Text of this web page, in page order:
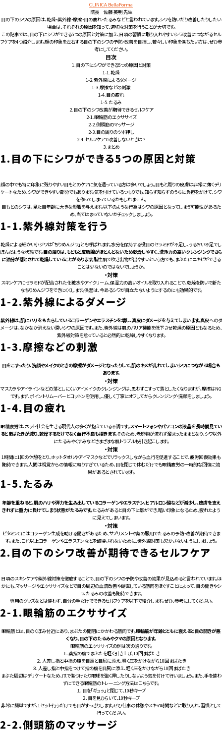
CLINICA BellaForma
院長 佐藤 英明 先生
目の下のシワの原因は、乾燥・紫外線・摩擦・目の疲れ・たるみなどと言われています。シワを防いだり改善したりしたい
場合は、それぞれの原因を知って、適切な対策を行うことが大切です。
この記事では、目の下にシワができる5つの原因と対策に加え、日頃の習慣に取り入れやすいシワ改善につながるセル
フケアを4つ紹介します。顔の印象を左右する目の下のシワの予防・改善を目指し、若々しい印象を保ちたい方は、ぜひ参
考にしてください。
目次
1. 目の下にシワができる5つの原因と対策
1-1. 乾燥
1-2. 紫外線によるダメージ
1-3. 摩擦などの刺激
1-4. 目の疲れ
1-5. たるみ
2. 目の下のシワ改善が期待できるセルフケア
2-1. 眼輪筋のエクササイズ
2-2. 側頭筋のマッサージ
2-3. 目の周りのツボ押し
2-4. セルフケアで改善しないときは？
3. まとめ
1. 目の下にシワができる5つの原因と対策
顔の中でも特に印象に残りやすい目もとのケアに気を遣っている方は多いでしょう。目もと周りの皮膚は非常に薄くデリ
ケートなため、シワができやすい部分でもあります。気を付けているつもりでも、知らず知らずのうちに負担をかけて、シワ
を作ってしまっているかもしれません。
目もとのシワは、見た目年齢に大きな影響を与えます。以下のような行為はシワの原因となってしまう可能性があるた
め、当てはまっていないかチェックしましょう。
1-1.紫外線対策を行う
乾燥による細かい小ジワは「ちりめんジワ」とも呼ばれます。水分を保持する役目のセラミドが不足し、うるおい不足でし
ぼんだような状態です。目の周りは、もともと皮脂腺がほとんどないため乾燥しやすく、洗浄力の高いクレンジングでさら
に油分が落とされて乾燥していることがあります。脂性肌で吹き出物が出やすいという方でも、まぶたにニキビができる
ことは少ないのではないでしょうか。
・対策
スキンケアにセラミドが配合された化粧水やアイクリーム、保湿力の高いオイルを取り入れることで、乾燥を防いで新た
なちりめんジワをできにくくします。保湿は、今あるシワが目立たないようにするのにも効果的です。
1-2.紫外線によるダメージ
紫外線は、肌にハリをもたらしているコラーゲンやエラスチンを壊し、真皮にダメージを与えてしまいます。真皮へのダ
メージは、なかなか消えない深いシワの原因です。また、紫外線は肌のバリア機能を低下させ乾燥の原因ともなるため、
紫外線対策を怠っていると必然的に乾燥しやすくなります。
1-3.摩擦などの刺激
目をこすったり、洗顔やメイクのときの摩擦がダメージとなったりして、肌のキメが乱れてしまいシワにつながる場合も
あります。
・対策
マスカラやアイラインなどの落としにくいアイメイクのクレンジングは、思わずこすって落としたくなりますが、摩擦はNG
です。まず、ポイントリムーバーとコットンを使用し、優しく丁寧にオフしてからクレンジング・洗顔をしましょう。
1-4. 目の疲れ
眼精疲労は、ネット社会を生きる現代人の多くが抱えている不調です。スマートフォンやパソコンの液晶を長時間見てい
るとまばたきが減り、乾燥するだけでなく血行不良も招きます。そのため、老廃物が流れず溜まったままとなり、シワ以外
にたるみやくすみなどさまざまな肌トラブルも引き起こします。
・対策
1時間に1回の休憩をとり、ホットタオルやアイマスクなどでリラックスしながら血行を促進することで、疲労回復効果も
期待できます。人間は視覚からの情報に頼りすぎているため、目を閉じて休むだけでも眼精疲労の一時的な回復に効
果があるとされています。
1-5.たるみ
年齢を重ねると、肌のハリや弾力を生み出しているコラーゲンやエラスチン、ヒアルロン酸などが減少し、皮膚を支え
きれずに重力に負けてしまう状態がたるみです。たるみがあると目の下に影ができ、暗い印象になるため、疲れたよう
に見えてしまいます。
・対策
ビタミンCにはコラーゲン生成を助ける働きがあるため、サプリメントや薬の服用でたるみの予防・改善が期待できま
す。また、これ以上コラーゲンやエラスチンなどを破壊されないために、紫外線対策も欠かさないようにしましょう。
2. 目の下のシワ改善が期待できるセルフケア
日頃のスキンケアや紫外線対策を徹底することで、目の下のシワの予防や改善の効果が見込めると言われています。ほ
かにも、マッサージやエクササイズなどで目の周辺の血流改善や硬直している筋肉をほぐすことによって、目の開きやシ
ワ、たるみの改善も期待できます。
専用のグッズなどは使わず、自分の手だけでできるセルフケアを以下で紹介します。ぜひ、参考にしてください。
2-1.眼輪筋のエクササイズ
眼輪筋とは、目のくぼみ付近にあり、まぶたの開閉にかかわる筋肉です。眼輪筋が年齢とともに衰えると目の開きが悪
くなり、目の下のたるみやクマの原因となります。
眼輪筋のエクササイズの例は次の通りです。
１．薬指の腹でまぶたを軽く引き上げ、10回まばたき
２．人差し指と中指の腹を目頭と目尻に添え、軽く圧をかけながら10回まばたき
３．人差し指と中指をつけて指の腹を目尻に添え、軽く圧をかけながら10回まばたき
まぶた周辺はデリケートなため、爪で傷つけたり眼球を強く押したりしないよう気を付けて行いましょう。また、手を使わ
ずにできる眼輪筋のトレーニング方法はこちらです。
１．目を「ギュッ」と閉じて、10秒キープ
２．目を見ひらいて、10秒キープ
非常に簡単ですが、1セット行うだけでも目がすっきりします。ぜひ仕事の休憩やスキマ時間などに取り入れ、習慣として
行ってください。
2-2.側頭筋のマッサージ